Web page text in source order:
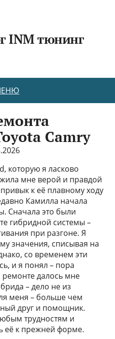
INM тюнинг
Camry
которую я ласково
мне верой и правдой
к её плавному ходу
Камилла начала
Сначала это были
гибридной системы –
при разгоне. Я
значения, списывая на
со временем эти
и я понял – пора
далось мне
– дело не из
меня – больше чем
друг и помощник.
трудностям и
её к прежней форме.